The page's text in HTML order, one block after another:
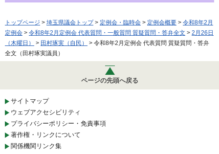
トップページ > 埼玉県議会トップ> 定例会・臨時会 > 定例会概要 > 令和8年2月
定例会 > 令和8年2月定例会 代表質問・一般質問 質疑質問・答弁全文 > 2月26日
（木曜日）
> 田村琢実（自民）
> 令和8年2月定例会 代表質問 質疑質問・答弁
全文（田村琢実議員）
ページの先頭へ戻る
サイトマップ
ウェブアクセシビリティ
プライバシーポリシー・免責事項
著作権・リンクについて
関係機関リンク集